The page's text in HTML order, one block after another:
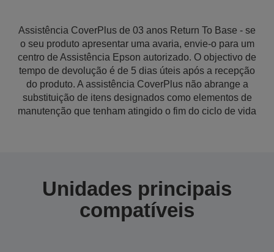
Assistência CoverPlus de 03 anos Return To Base - se
o seu produto apresentar uma avaria, envie-o para um
centro de Assistência Epson autorizado. O objectivo de
tempo de devolução é de 5 dias úteis após a recepção
do produto. A assistência CoverPlus não abrange a
substituição de itens designados como elementos de
manutenção que tenham atingido o fim do ciclo de vida
Unidades principais
compatíveis